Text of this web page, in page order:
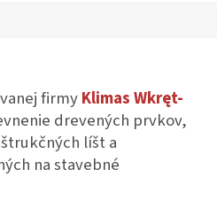
firmyKlimasWkręt-
drevených prvkov,
líšt a
na stavebné